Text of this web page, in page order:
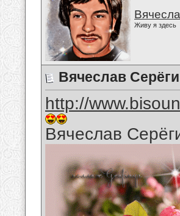
Живу я здесь
Вячеслав
http://
Вячеслав